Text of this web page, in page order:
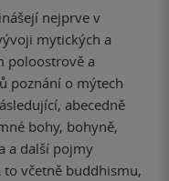
nejprve v
mytických a
poloostrově a
poznání o mýtech
abecedně
bohy, bohyně,
a další pojmy
to včetně buddhismu,